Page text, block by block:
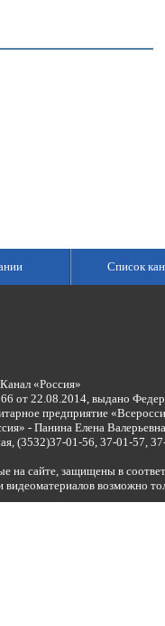
Список
«Россия»
от 22.08.2014, выдано
предприятие
- Панина Елена
(3532)37-01-56, 37-01-57,
на сайте, защищены в
возможно